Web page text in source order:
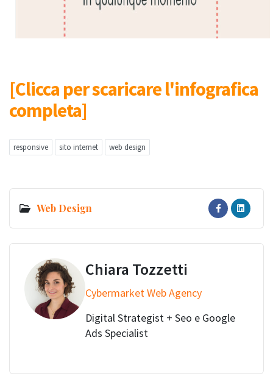
[Clicca per scaricare l'infografica
completa]
responsive sito internet web design
Web Design
Chiara Tozzetti
Cybermarket Web Agency
Digital Strategist + Seo e Google
Ads Specialist